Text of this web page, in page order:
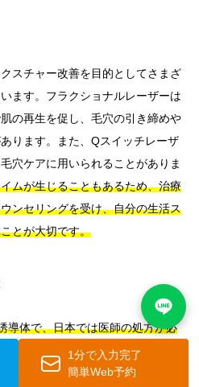
スチャー改善を目的としてさまざ
ます。フラクショナルレーザーは
の再生を促し、毛穴の引き締めや
ります。また、Qスイッチレーザ
穴ケアに用いられることがありま
ムが生じることもあるため、治療
ンセリングを受け、自分の生活ス
とが大切です。
導体で、日本では医師の処方が必
バーを強力に促進し、角栓の形成を
詰まりの治療に用いられます。使
1分で入力完了
簡単Web予約